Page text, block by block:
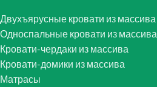
Двухъярусные кровати из массива
Односпальные кровати из массива
Кровати-чердаки из массива
Кровати-домики из массива
Матрасы